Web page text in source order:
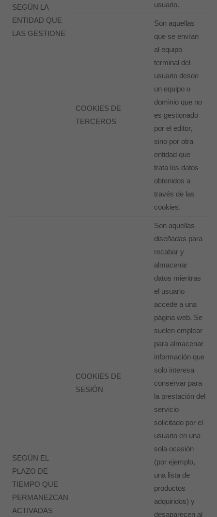
SEGÚN LA
ENTIDAD QUE
LAS GESTIONE
usuario.
COOKIES DE
TERCEROS
Son aquellas
que se envían
al equipo
terminal del
usuario desde
un equipo o
dominio que no
es gestionado
por el editor,
sino por otra
entidad que
trata los datos
obtenidos a
través de las
cookies.
SEGÚN EL
PLAZO DE
TIEMPO QUE
PERMANEZCAN
ACTIVADAS
COOKIES DE
SESIÓN
Son aquellas
diseñadas para
recabar y
almacenar
datos mientras
el usuario
accede a una
página web. Se
suelen emplear
para almacenar
información que
solo interesa
conservar para
la prestación del
servicio
solicitado por el
usuario en una
sola ocasión
(por ejemplo,
una lista de
productos
adquiridos) y
desaparecen al